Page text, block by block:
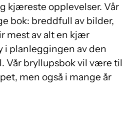
kjæreste opplevelser. Vår
bok: breddfull av bilder,
mest av alt en kjær
i planleggingen av den
Vår bryllupsbok vil være til
men også i mange år